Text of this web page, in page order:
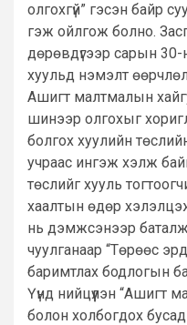
олгохгүй” гэсэн байр
гэж ойлгож болно.
дөрөвдүгээр сарын
хуульд нэмэлт
Ашигт малтмалын
шинээр олгохыг
болгох хуулийн
учраас ингэж хэлж
төслийг хууль
хаалтын өдөр
нь дэмжсэнээр
чуулганаар “Төрөөс
баримтлах бодлогын
Үүнд нийцүүлэн “Ашигт
болон холбогдох бусад